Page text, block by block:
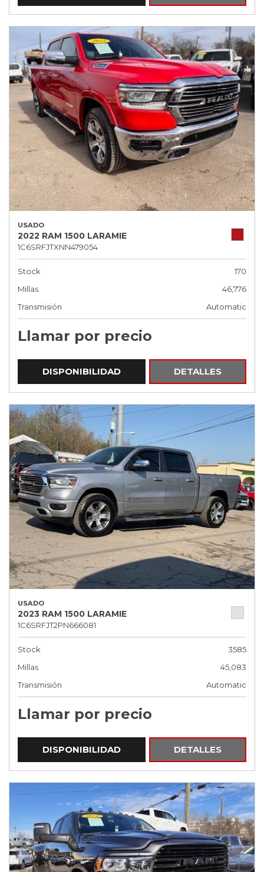
USADO
2022 RAM 1500 LARAMIE
1C6SRFJTXNN479054
Stock
170
Millas
46,776
Transmisión
Automatic
Llamar por precio
DISPONIBILIDAD DETALLES
USADO
2023 RAM 1500 LARAMIE
1C6SRFJT2PN666081
Stock
3585
Millas
45,083
Transmisión
Automatic
Llamar por precio
DISPONIBILIDAD DETALLES